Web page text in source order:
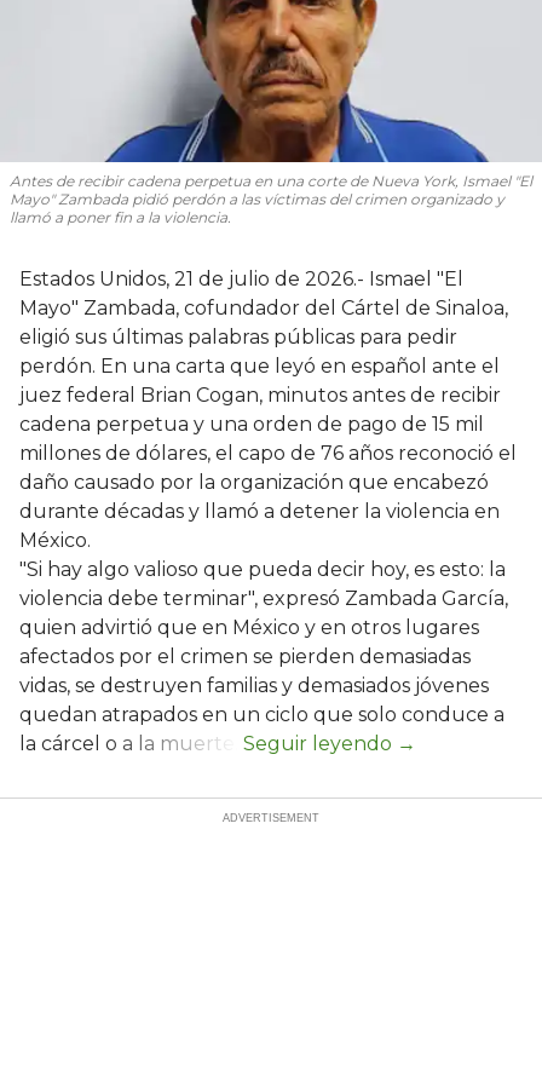
Antes de recibir cadena perpetua en una corte de Nueva York, Ismael "El
Mayo" Zambada pidió perdón a las víctimas del crimen organizado y
llamó a poner fin a la violencia.
Estados Unidos, 21 de julio de 2026.- Ismael "El
Mayo" Zambada, cofundador del Cártel de Sinaloa,
eligió sus últimas palabras públicas para pedir
perdón. En una carta que leyó en español ante el
juez federal Brian Cogan, minutos antes de recibir
cadena perpetua y una orden de pago de 15 mil
millones de dólares, el capo de 76 años reconoció el
daño causado por la organización que encabezó
durante décadas y llamó a detener la violencia en
México.
"Si hay algo valioso que pueda decir hoy, es esto: la
violencia debe terminar", expresó Zambada García,
quien advirtió que en México y en otros lugares
afectados por el crimen se pierden demasiadas
vidas, se destruyen familias y demasiados jóvenes
quedan atrapados en un ciclo que solo conduce a
la cárcel o a la muerte.